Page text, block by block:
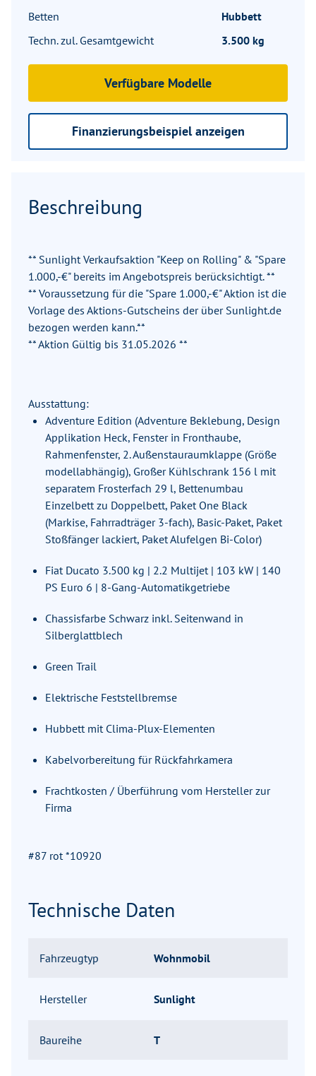
Betten
Hubbett
Techn. zul. Gesamtgewicht
3.500 kg
Verfügbare Modelle
Finanzierungsbeispiel anzeigen
Beschreibung
** Sunlight Verkaufsaktion "Keep on Rolling" & "Spare
1.000,-€" bereits im Angebotspreis berücksichtigt. **
** Voraussetzung für die "Spare 1.000,-€" Aktion ist die
Vorlage des Aktions-Gutscheins der über Sunlight.de
bezogen werden kann.**
** Aktion Gültig bis 31.05.2026 **
Ausstattung:
Adventure Edition (Adventure Beklebung, Design
Applikation Heck, Fenster in Fronthaube,
Rahmenfenster, 2. Außenstauraumklappe (Größe
modellabhängig), Großer Kühlschrank 156 l mit
separatem Frosterfach 29 l, Bettenumbau
Einzelbett zu Doppelbett, Paket One Black
(Markise, Fahrradträger 3-fach), Basic-Paket, Paket
Stoßfänger lackiert, Paket Alufelgen Bi-Color)
Fiat Ducato 3.500 kg | 2.2 Multijet | 103 kW | 140
PS Euro 6 | 8-Gang-Automatikgetriebe
Chassisfarbe Schwarz inkl. Seitenwand in
Silberglattblech
Green Trail
Elektrische Feststellbremse
Hubbett mit Clima-Plux-Elementen
Kabelvorbereitung für Rückfahrkamera
Frachtkosten / Überführung vom Hersteller zur
Firma
#87 rot *10920
Technische Daten
Fahrzeugtyp Wohnmobil
Hersteller Sunlight
Baureihe T